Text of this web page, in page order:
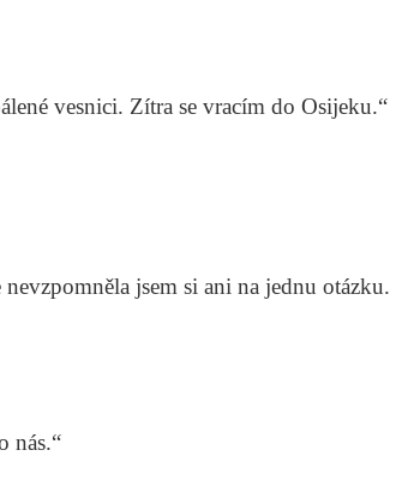
vesnici. Zítra se vracím do Osijeku.“
jsem si ani na jednu otázku.
nás.“